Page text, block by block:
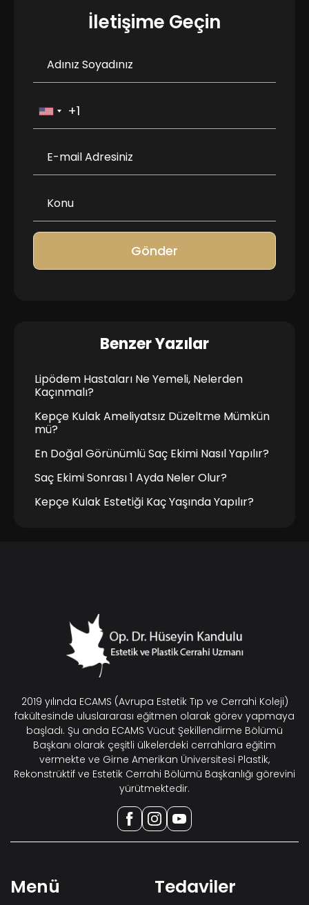
İletişime Geçin
Gönder
Benzer Yazılar
Lipödem Hastaları Ne Yemeli, Nelerden
Kaçınmalı?
Kepçe Kulak Ameliyatsız Düzeltme Mümkün
mü?
En Doğal Görünümlü Saç Ekimi Nasıl Yapılır?
Saç Ekimi Sonrası 1 Ayda Neler Olur?
Kepçe Kulak Estetiği Kaç Yaşında Yapılır?
2019 yılında ECAMS (Avrupa Estetik Tıp ve Cerrahi Koleji)
fakültesinde uluslararası eğitmen olarak görev yapmaya
başladı. Şu anda ECAMS Vücut Şekillendirme Bölümü
Başkanı olarak çeşitli ülkelerdeki cerrahlara eğitim
vermekte ve Girne Amerikan Üniversitesi Plastik,
Rekonstrüktif ve Estetik Cerrahi Bölümü Başkanlığı görevini
yürütmektedir.
Menü Tedaviler